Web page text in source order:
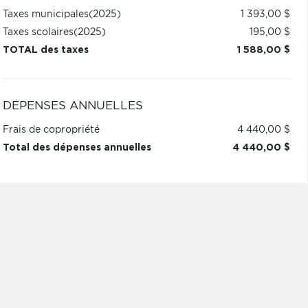
Taxes municipales(2025)
1 393,00 $
Taxes scolaires(2025)
195,00 $
TOTAL des taxes
1 588,00 $
DÉPENSES ANNUELLES
Frais de copropriété
4 440,00 $
Total des dépenses annuelles
4 440,00 $